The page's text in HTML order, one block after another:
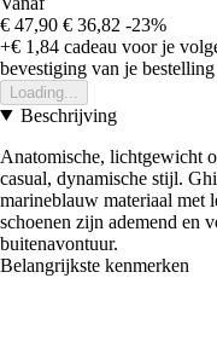
€ 47,90 € 36,82 -23%
+€ 1,84 cadeau voor je
bevestiging van je bestelling
Loading...
Beschrijving
Anatomische, lichtgewicht
casual, dynamische stijl.
marineblauw materiaal met
schoenen zijn ademend en
buitenavontuur.
Belangrijkste kenmerken